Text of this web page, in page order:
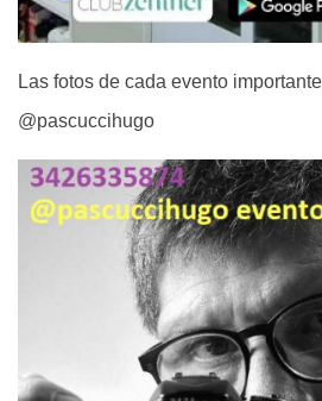
Las fotos de cada evento
@pascuccihugo